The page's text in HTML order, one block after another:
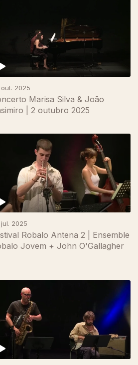
2025
Marisa Silva & João
| 2 outubro 2025
2025
Robalo Antena 2 | Ensemble
Jovem + John O'Gallagher